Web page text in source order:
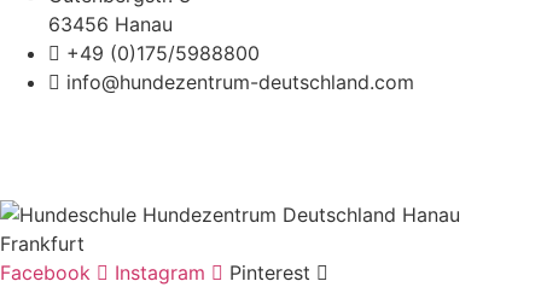
63456 Hanau
+49 (0)175/5988800
info@hundezentrum-deutschland.com
Facebook Instagram Pinterest